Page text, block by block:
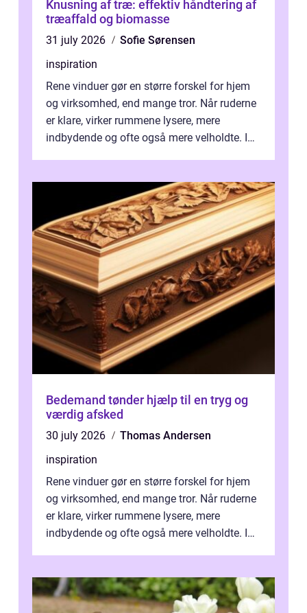
Knusning af træ: effektiv håndtering af
træaffald og biomasse
31 july 2026
Sofie Sørensen
inspiration
Rene vinduer gør en større forskel for hjem
og virksomhed, end mange tror. Når ruderne
er klare, virker rummene lysere, mere
indbydende og ofte også mere velholdte. I
Bedemand tønder hjælp til en tryg og
værdig afsked
30 july 2026
Thomas Andersen
inspiration
Rene vinduer gør en større forskel for hjem
og virksomhed, end mange tror. Når ruderne
er klare, virker rummene lysere, mere
indbydende og ofte også mere velholdte. I